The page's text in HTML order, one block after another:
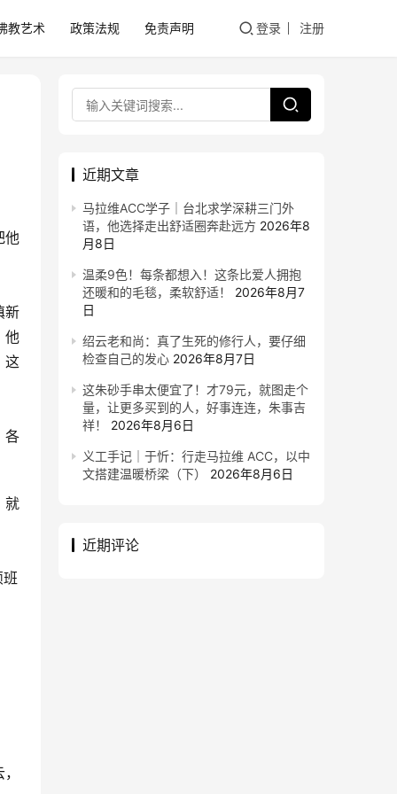
教艺术 政策法规 免责声明 登录 注册
他
新
他
这
各
就
近期文章
马拉维ACC学子｜台北求学深耕三门外
语，他选择走出舒适圈奔赴远方 2026年8
月8日
温柔9色！每条都想入！这条比爱人拥抱
还暖和的毛毯，柔软舒适！
2026年8月7
日
绍云老和尚：真了生死的修行人，要仔细
检查自己的发心 2026年8月7日
这朱砂手串太便宜了！才79元，就图走个
量，让更多买到的人，好事连连，朱事吉
祥！
2026年8月6日
义工手记｜于忻：行走马拉维 ACC，以中
文搭建温暖桥梁（下）
2026年8月6日
近期评论